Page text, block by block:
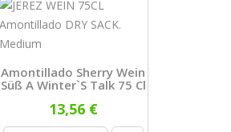
Amontillado Sherry Wein
Süß A Winter`s Talk 75 Cl
13,56 €